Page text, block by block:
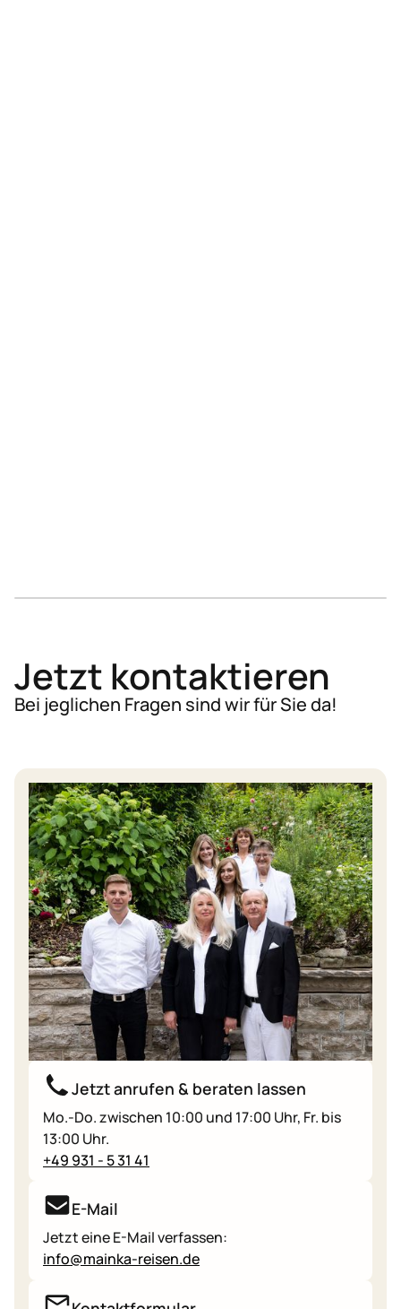
Jetzt kontaktieren
Bei jeglichen Fragen sind wir für Sie da!
Jetzt anrufen & beraten lassen
Mo.-Do. zwischen 10:00 und 17:00 Uhr, Fr. bis
13:00 Uhr.
+49 931 - 5 31 41
E-Mail
Jetzt eine E-Mail verfassen:
info@mainka-reisen.de